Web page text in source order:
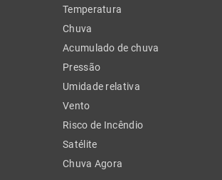
Temperatura
Chuva
Acumulado de chuva
Pressão
Umidade relativa
Vento
Risco de Incêndio
Satélite
Chuva Agora